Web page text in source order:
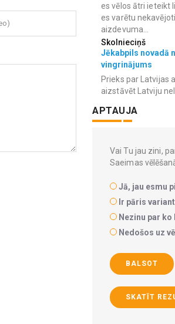
es vēlos ātri ieteikt
es varētu
aizdevuma...
Skolnieciņš
Jēkabpils novadā
vingrinājums
Prieks par Latvijas
aizstāvēt Latviju
APTAUJA
Vai Tu jau zini,
Saeimas
Jā, jau esmu
Ir pāris
Nezinu par
Nedošos uz
BALSOT
SKATĪT